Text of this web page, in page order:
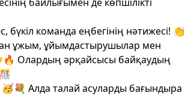
байлығымен де көпшілікті
бүкіл команда еңбегінің нәтижесі! 👏
ұжым, ұйымдастырушылар мен
Олардың әрқайсысы байқаудың
Алда талай асуларды бағындыра